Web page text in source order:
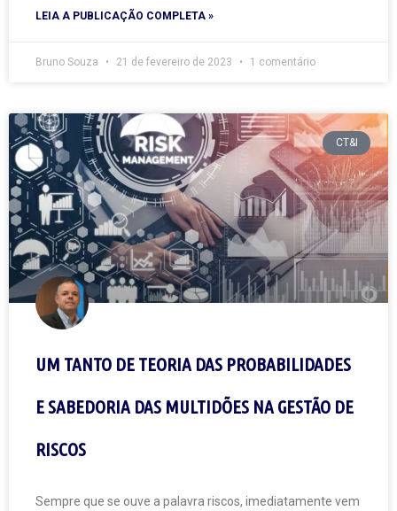
LEIA A PUBLICAÇÃO COMPLETA »
Bruno Souza 21 de fevereiro de 2023 1 comentário
CT&I
UM TANTO DE TEORIA DAS PROBABILIDADES
E SABEDORIA DAS MULTIDÕES NA GESTÃO DE
RISCOS
Sempre que se ouve a palavra riscos, imediatamente vem